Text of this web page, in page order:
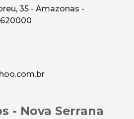
35 - Amazonas -
- Nova Serrana